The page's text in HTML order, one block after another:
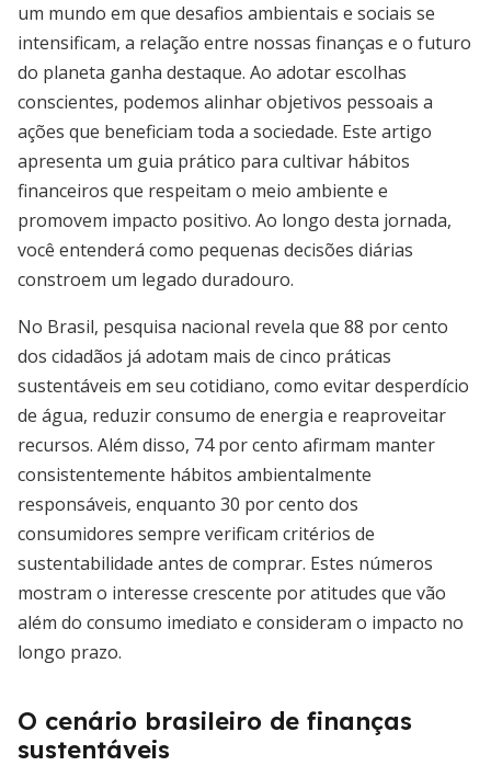
um mundo em que desafios ambientais e sociais se
intensificam, a relação entre nossas finanças e o futuro
do planeta ganha destaque. Ao adotar escolhas
conscientes, podemos alinhar objetivos pessoais a
ações que beneficiam toda a sociedade. Este artigo
apresenta um guia prático para cultivar hábitos
financeiros que respeitam o meio ambiente e
promovem impacto positivo. Ao longo desta jornada,
você entenderá como pequenas decisões diárias
constroem um legado duradouro.
No Brasil, pesquisa nacional revela que 88 por cento
dos cidadãos já adotam mais de cinco práticas
sustentáveis em seu cotidiano, como evitar desperdício
de água, reduzir consumo de energia e reaproveitar
recursos. Além disso, 74 por cento afirmam manter
consistentemente hábitos ambientalmente
responsáveis, enquanto 30 por cento dos
consumidores sempre verificam critérios de
sustentabilidade antes de comprar. Estes números
mostram o interesse crescente por atitudes que vão
além do consumo imediato e consideram o impacto no
longo prazo.
O cenário brasileiro de finanças
sustentáveis